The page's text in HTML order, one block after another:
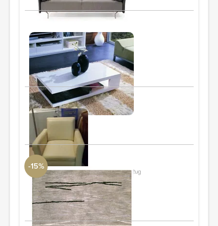
Furnillion
coffee table
W47" x D23.5" x H13.5"
PIDE Y AHORRA
armchairs
PIDE Y AHORRA
-15%
DwellStudio
Bashian Rugs Greenwich Ratna Grey Rug
7'9" x 9'9"
PIDE Y AHORRA